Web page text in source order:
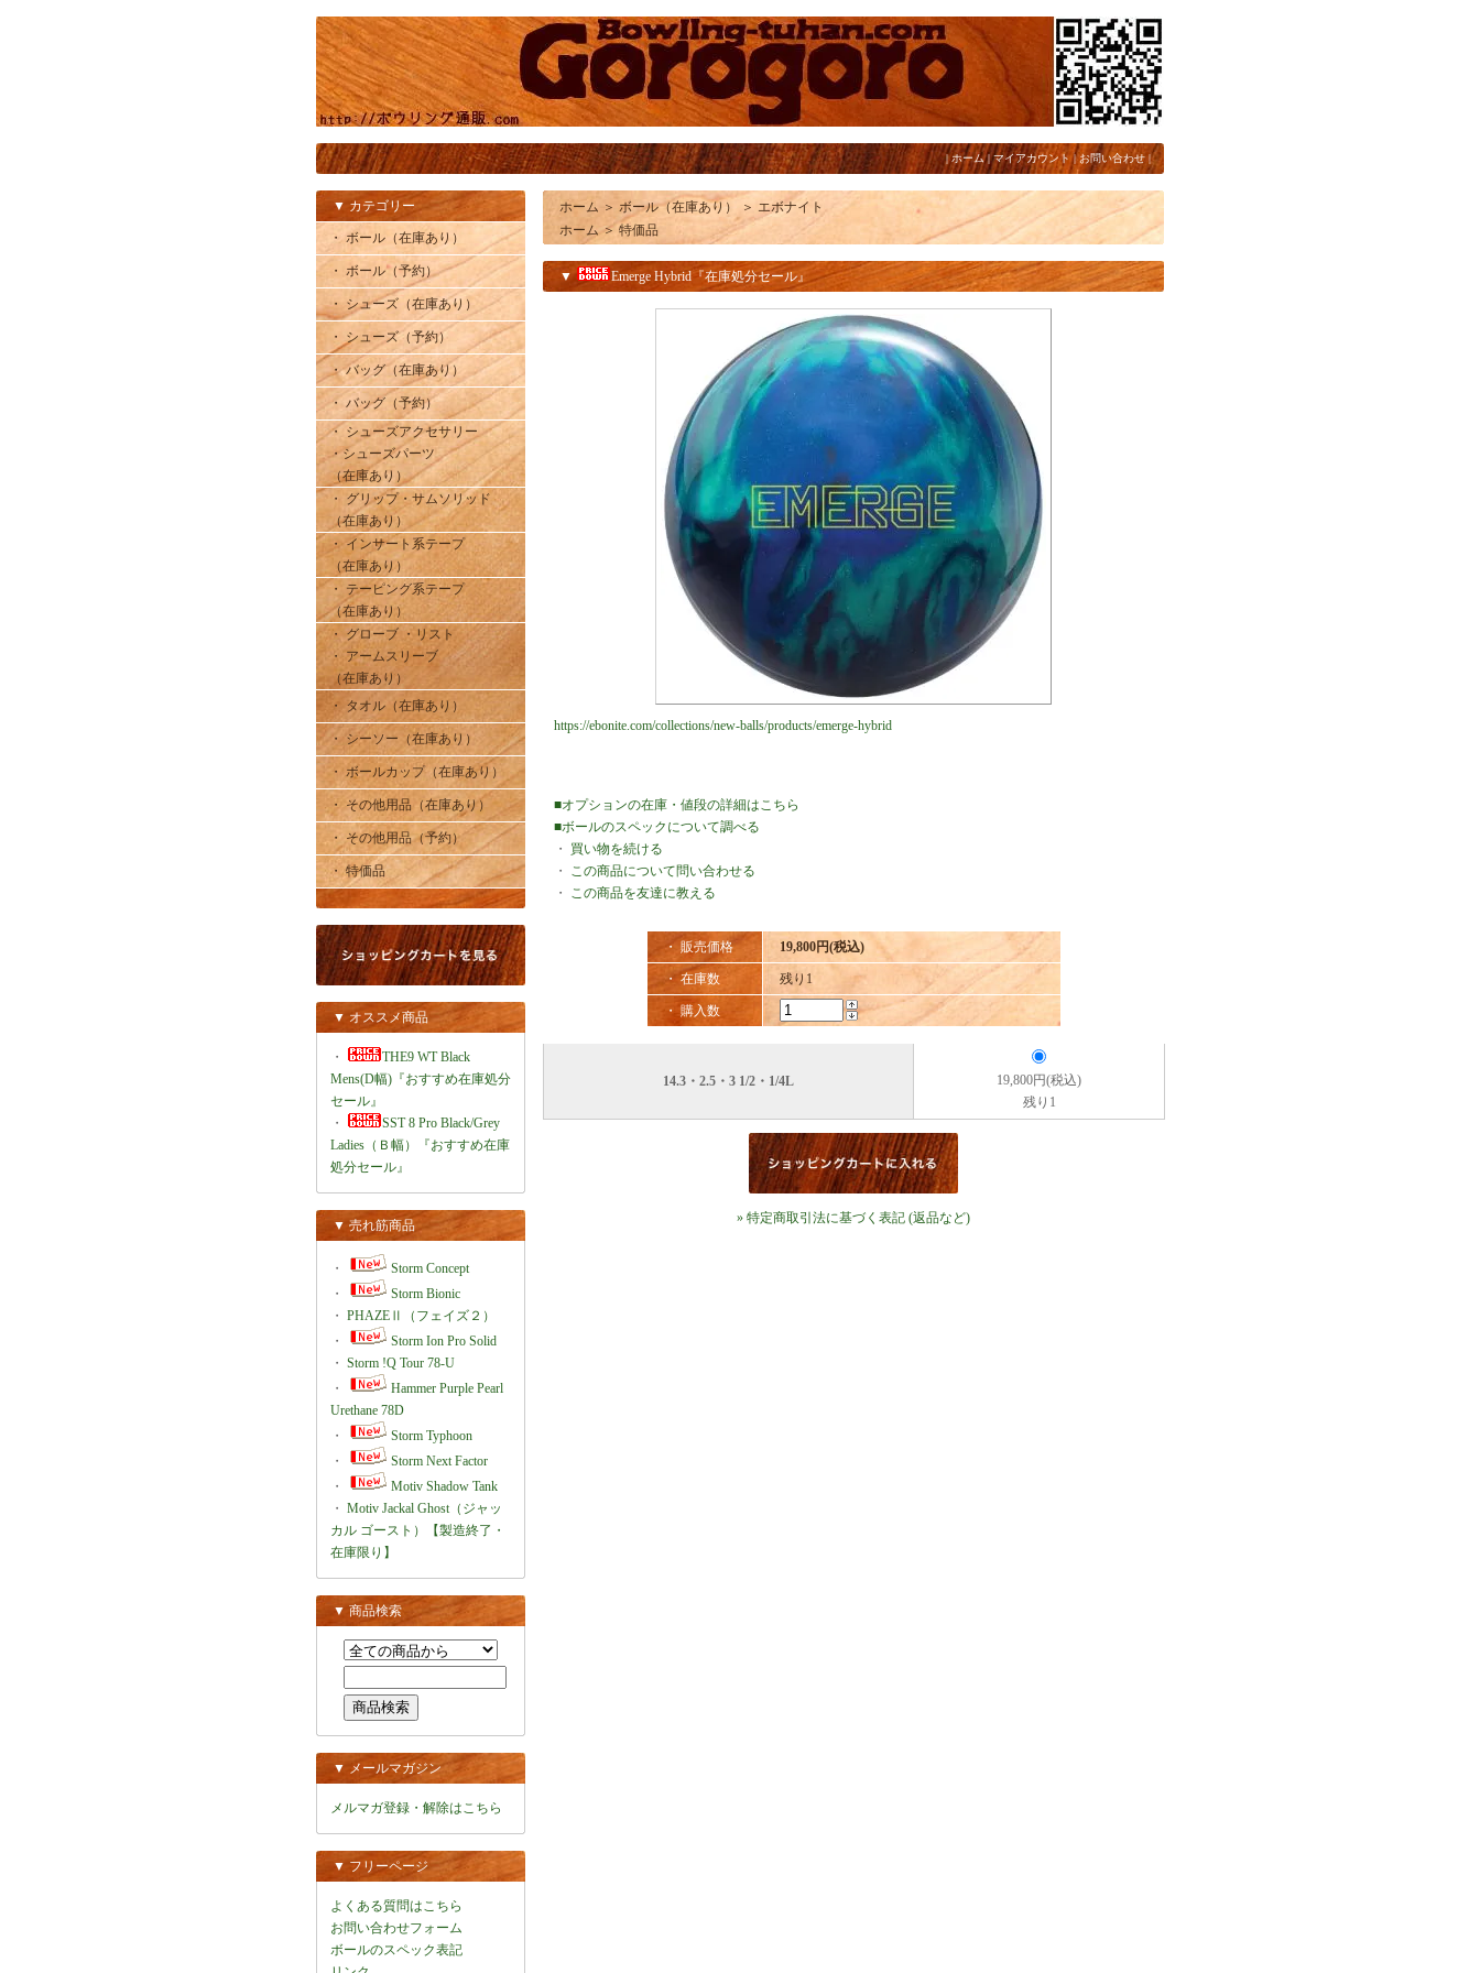
|ホーム|マイアカウント | お問い合わせ |
▼ カテゴリー
・ ボール（在庫あり）
・ ボール（予約）
・ シューズ（在庫あり）
・ シューズ（予約）
・ バッグ（在庫あり）
・ バッグ（予約）
・ シューズアクセサリー
・シューズパーツ
（在庫あり）
・ グリップ・サムソリッド
（在庫あり）
・ インサート系テープ
（在庫あり）
・ テーピング系テープ
（在庫あり）
・ グローブ ・リスト
・ アームスリーブ
（在庫あり）
・ タオル（在庫あり）
・ シーソー（在庫あり）
・ ボールカップ（在庫あり）
・ その他用品（在庫あり）
・ その他用品（予約）
・ 特価品
▼ オススメ商品
・
THE9 WT Black
Mens(D幅)『おすすめ在庫処分
セール』
・
SST 8 Pro Black/Grey
Ladies（Ｂ幅）『おすすめ在庫
処分セール』
▼ 売れ筋商品
・
Storm Concept
・
Storm Bionic
・ PHAZEⅡ（フェイズ２）
・
Storm Ion Pro Solid
・ Storm !Q Tour 78-U
・
Hammer Purple Pearl
Urethane 78D
・
Storm Typhoon
・
Storm Next Factor
・
Motiv Shadow Tank
・ Motiv Jackal Ghost（ジャッ
カル ゴースト）【製造終了・
在庫限り】
▼ 商品検索
▼ メールマガジン
メルマガ登録・解除はこちら
▼ フリーページ
よくある質問はこちら
お問い合わせフォーム
ボールのスペック表記
ホーム ＞ ボール（在庫あり） ＞ エボナイト
ホーム ＞ 特価品
▼ Emerge Hybrid『在庫処分セール』
https://ebonite.com/collections/new-balls/products/emerge-hybrid
■オプションの在庫・値段の詳細はこちら
■ボールのスペックについて調べる
・ 買い物を続ける
・ この商品について問い合わせる
・ この商品を友達に教える
・ 販売価格 19,800円(税込)
・ 在庫数 残り1
・ 購入数
14.3・2.5・3 1/2・1/4L
19,800円(税込)
残り1
» 特定商取引法に基づく表記 (返品など)